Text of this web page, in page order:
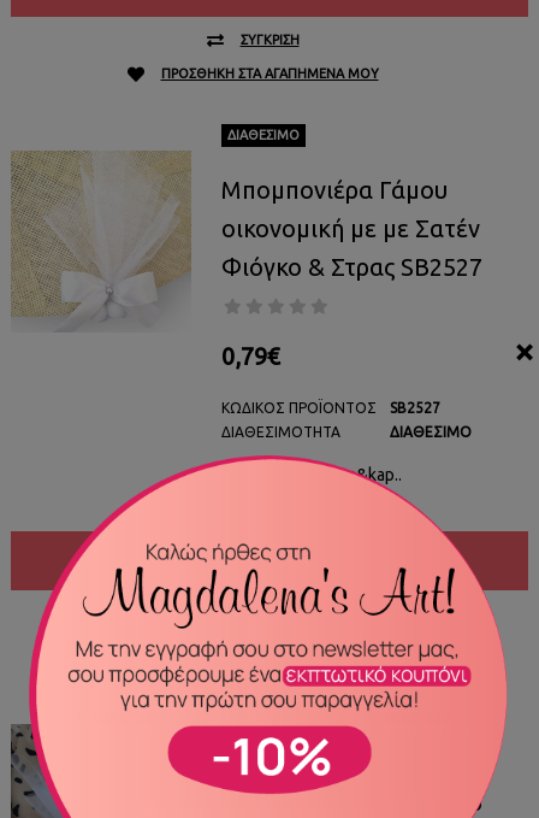
ΣΎΓΚΡΙΣΗ
ΠΡΟΣΘΉΚΗ ΣΤΑ ΑΓΑΠΗΜΈΝΑ ΜΟΥ
ΔΙΑΘΈΣΙΜΟ
Μπομπονιέρα Γάμου
οικονομική με με Σατέν
Φιόγκο & Στρας SB2527
0,79€
ΚΩΔΙΚΌΣ ΠΡΟΪΌΝΤΟΣ
ΔΙΑΘΕΣΙΜΌΤΗΤΑ
SB2527
ΔΙΑΘΈΣΙΜΟ
Απλή και οικονομι&kap..
ΑΓΟΡΆ
ΣΎΓΚΡΙΣΗ
ΠΡΟΣΘΉΚΗ ΣΤΑ ΑΓΑΠΗΜΈΝΑ ΜΟΥ
ΔΙΑΘΈΣΙΜΟ
Μπομπονιέρα με
Κωνσταντινάτο SB2516
×